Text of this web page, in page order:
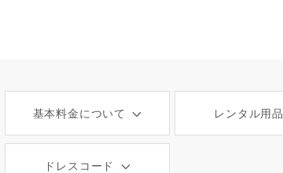
基本料金について レンタル用品
ドレスコード